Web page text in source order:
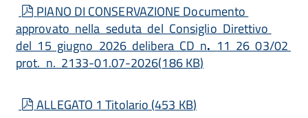
pdf
PIANO DI CONSERVAZIONE Documento
approvato nella seduta del Consiglio Direttivo
del 15 giugno 2026 delibera CD n. 11 26 03/02
prot. n. 2133-01.07-2026(186 KB)
pdf
ALLEGATO 1 Titolario (453 KB)